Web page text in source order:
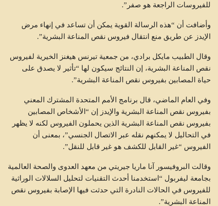
للفيروسات الراجعة هو صفر”.
وأضافت أن “هذه الرسالة القوية يمكن أن تساعد في إنهاء مرض
الإيدز عن طريق منع انتقال فيروس نقص المناعة البشرية”.
وقال الطبيب مايكل برادي، من جمعية تيرنس هيغنز الخيرية لفيروس
نقص المناعة البشرية، إن النتائج سيكون لها “تأثير لا يصدق على
حياة المصابين بفيروس نقص المناعة البشرية”.
وفي العام الماضي، قال برنامج الأمم المتحدة المشترك المعني
بفيروس نقص المناعة البشرية والإيدز إن “الأشخاص المصابين
بفيروس نقص المناعة البشرية الذين يحملون الفيروس لكنه لا يظهر
في التحاليل لا يمكنهم نقله عبر الاتصال الجنسي”، بمعنى أن
الفيروس “غير القابل للكشف هو غير قابل للنقل”.
وقالت البروفيسور آنا ماريا جيريتي من معهد العدوى والصحة العالمية
بجامعة ليفربول “استخدمنا أحدث التقنيات لتحليل السلالات الوراثية
للفيروس في الحالات النادرة التي حدثت فيها الإصابة بفيروس نقص
المناعة البشرية”.